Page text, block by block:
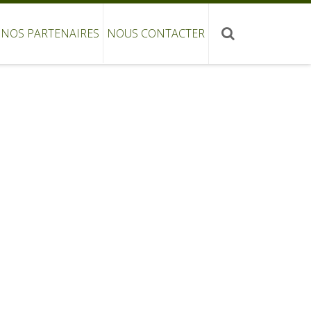
NOS PARTENAIRES NOUS CONTACTER